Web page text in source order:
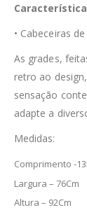
• Cabeceiras
As grades,
retro ao
sensação
adapte a
Medidas:
Comprimento -
Largura – 76Cm
Altura – 92Cm